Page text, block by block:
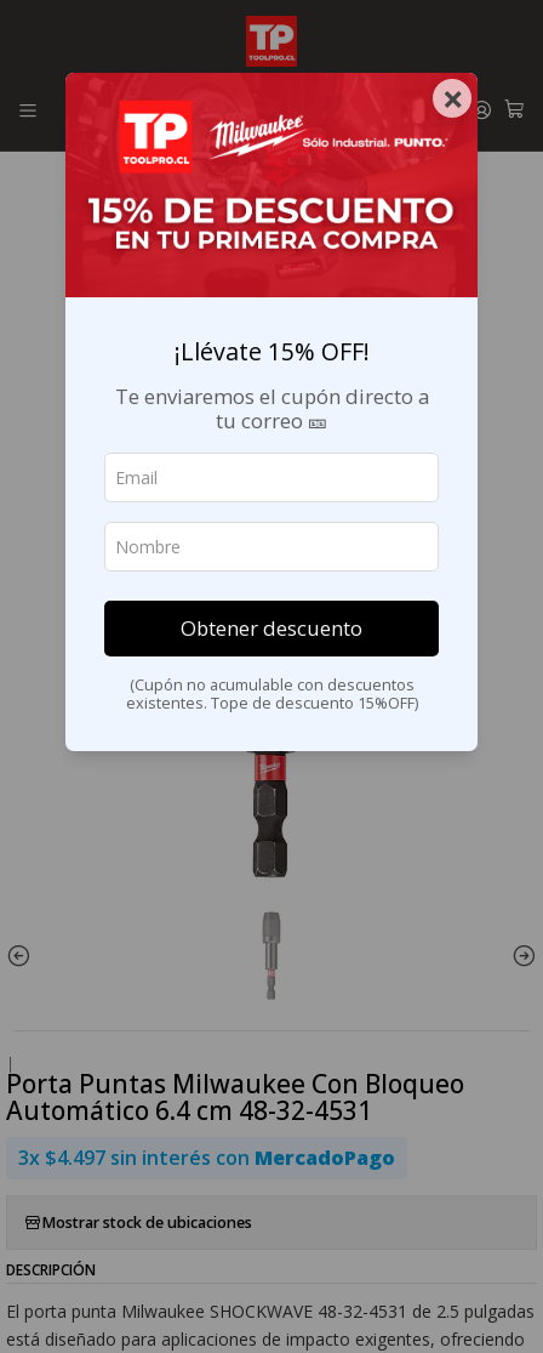
Envíos GRATIS en la RM por compras sobre $29.990
|
Porta Puntas Milwaukee Con Bloqueo
Automático 6.4 cm 48-32-4531
3x $4.497 sin interés con MercadoPago
Mostrar stock de ubicaciones
DESCRIPCIÓN
El porta punta Milwaukee SHOCKWAVE 48-32-4531 de 2.5 pulgadas
está diseñado para aplicaciones de impacto exigentes, ofreciendo
×
¡Llévate 15% OFF!
Te enviaremos el cupón directo a
tu correo 🎫
Obtener descuento
(Cupón no acumulable con descuentos
existentes. Tope de descuento 15%OFF)